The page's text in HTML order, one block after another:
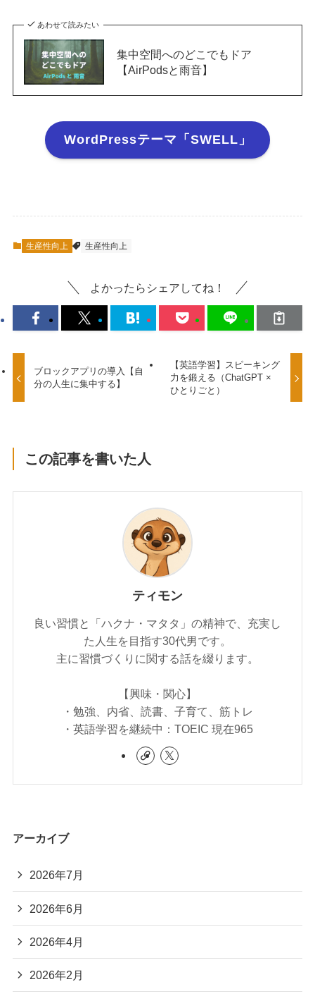
あわせて読みたい
集中空間へのどこでもドア
【AirPodsと雨音】
WordPressテーマ「SWELL」
生産性向上 生産性向上
よかったらシェアしてね！
ブロックアプリの導入【自
分の人生に集中する】
【英語学習】スピーキング
力を鍛える（ChatGPT ×
ひとりごと）
この記事を書いた人
ティモン
良い習慣と「ハクナ・マタタ」の精神で、充実し
た人生を目指す30代男です。
主に習慣づくりに関する話を綴ります。
【興味・関心】
・勉強、内省、読書、子育て、筋トレ
・英語学習を継続中：TOEIC 現在965
アーカイブ
2026年7月
2026年6月
2026年4月
2026年2月